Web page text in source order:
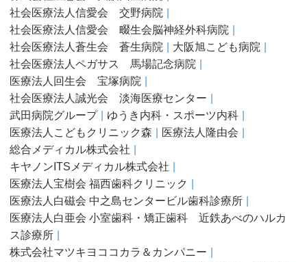
社会医療法人信愛会 交野病院
社会医療法人信愛会 畷生会脳神経外科病院
社会医療法人蒼生会 蒼生病院
大阪旭こども病院
社会医療法人ペガサス 馬場記念病院
医療法人回生会 宝塚病院
社会医療法人誠光会 淡海医療センター
武田病院グループ
ゆうき内科・スポーツ内科
医療法人こどもクリニック森
医療法人隆由会
総合メディカル株式会社
キヤノンITSメディカル株式会社
医療法人宝樹会 福西歯科クリニック
医療法人白磁会 中之島センタービル歯科診療所
医療法人白亜会 小室歯科・矯正歯科 近鉄あべのハルカ
ス診療所
株式会社マツキヨココカラ＆カンパニー